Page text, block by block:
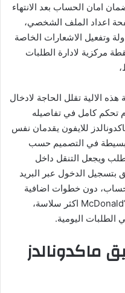
امان الحساب بعد الانتهاء
اعداد الملف الشخصي،
وتفعيل الاشعارات الخاصة
مركزية لادارة الطلبات
الالية تقلل الحاجة لادخال
تحكم كامل في تفاصيله
للايفون يقدمان نفس
بسيطة في التصميم حسب
ويجعل التنقل داخل
بتسجيل الدخول عبر البريد
دون خطوات اضافية
هذه الطريقة تجعل استخدام تطبيق McDonald’s اكثر سلاسة،
اليومية.
ماكدونالدز